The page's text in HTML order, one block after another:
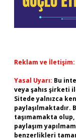
Reklam ve İletişim:
Yasal Uyarı: Bu
veya şahıs şirketi
Sitede yalnızca
taşımamakta
paylaşım
benzerlikleri